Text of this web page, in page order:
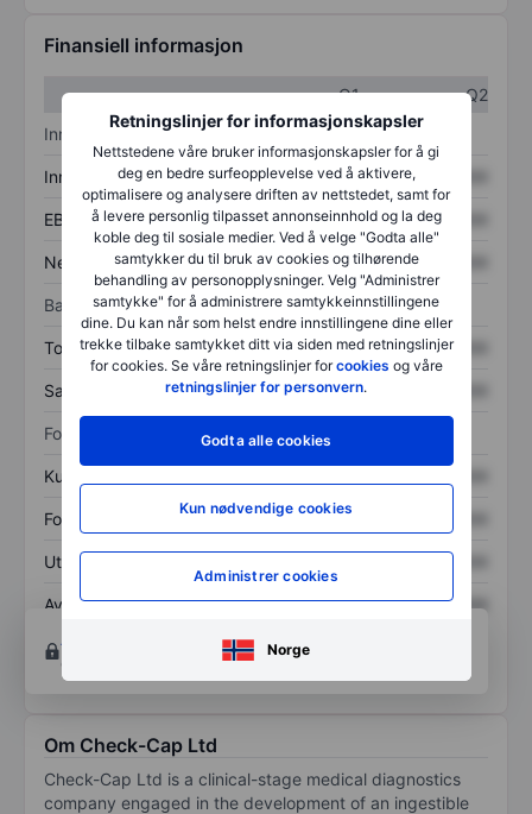
Retningslinjer for informasjonskapsler
Nettstedene våre bruker informasjonskapsler for å gi
deg en bedre surfeopplevelse ved å aktivere,
optimalisere og analysere driften av nettstedet, samt for
å levere personlig tilpasset annonseinnhold og la deg
koble deg til sosiale medier. Ved å velge "Godta alle"
samtykker du til bruk av cookies og tilhørende
behandling av personopplysninger. Velg "Administrer
samtykke" for å administrere samtykkeinnstillingene
dine. Du kan når som helst endre innstillingene dine eller
trekke tilbake samtykket ditt via siden med retningslinjer
for cookies. Se våre retningslinjer forcookies og våre
retningslinjer for personvern.
Godta alle cookies
Kun nødvendige cookies
Administrer cookies
Norge
Finansiell informasjon
Q1
Q2
Inntektsoversikt
Inntekter XXXXXXX XXXXXXX
EBITDA XXXXXXX XXXXXXX
Nettoinntekt XXXXXXX XXXXXXX
Balanse
Totale eiendeler XXXXXXX XXXXXXX
Samlet gjeld XXXXXXX
Forholdstall
Kurs/salg
Fortjeneste per aksje XXXXXXX
Utbytte per aksje XXXXXXX
Avkastning på
XXXXXXX
XXXXXXX
for å få tilgang til flere kartleggings-
og analyseverktøy.
Om Check-Cap Ltd
Check-Cap Ltd is a clinical-stage medical diagnostics
company engaged in the development of an ingestible